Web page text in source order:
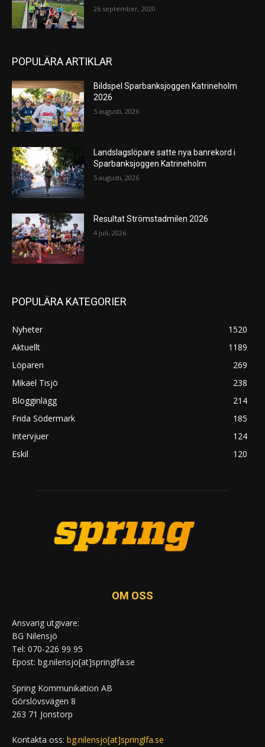
26 september, 2020
POPULÄRA ARTIKLAR
Bildspel Sparbanksjoggen Katrineholm
2026
5 augusti, 2026
Landslagslöpare satte nya banrekord i
Sparbanksjoggen Katrineholm
5 augusti, 2026
Resultat Strömstadmilen 2026
4 juli, 2026
POPULÄRA KATEGORIER
Nyheter
1520
Aktuellt
1189
Löparen
269
Mikael Tisjö
238
Blogginlägg
214
Frida Södermark
185
Intervjuer
124
Eskil
120
OM OSS
Ansvarig utgivare:
BG Nilensjö
Tel: 070-226 99 95
Epost: bg.nilensjo[at]springlfa.se
Spring Kommunikation AB
Görslövsvägen 8
263 71 Jonstorp
Kontakta oss: bg.nilensjo[at]springlfa.se